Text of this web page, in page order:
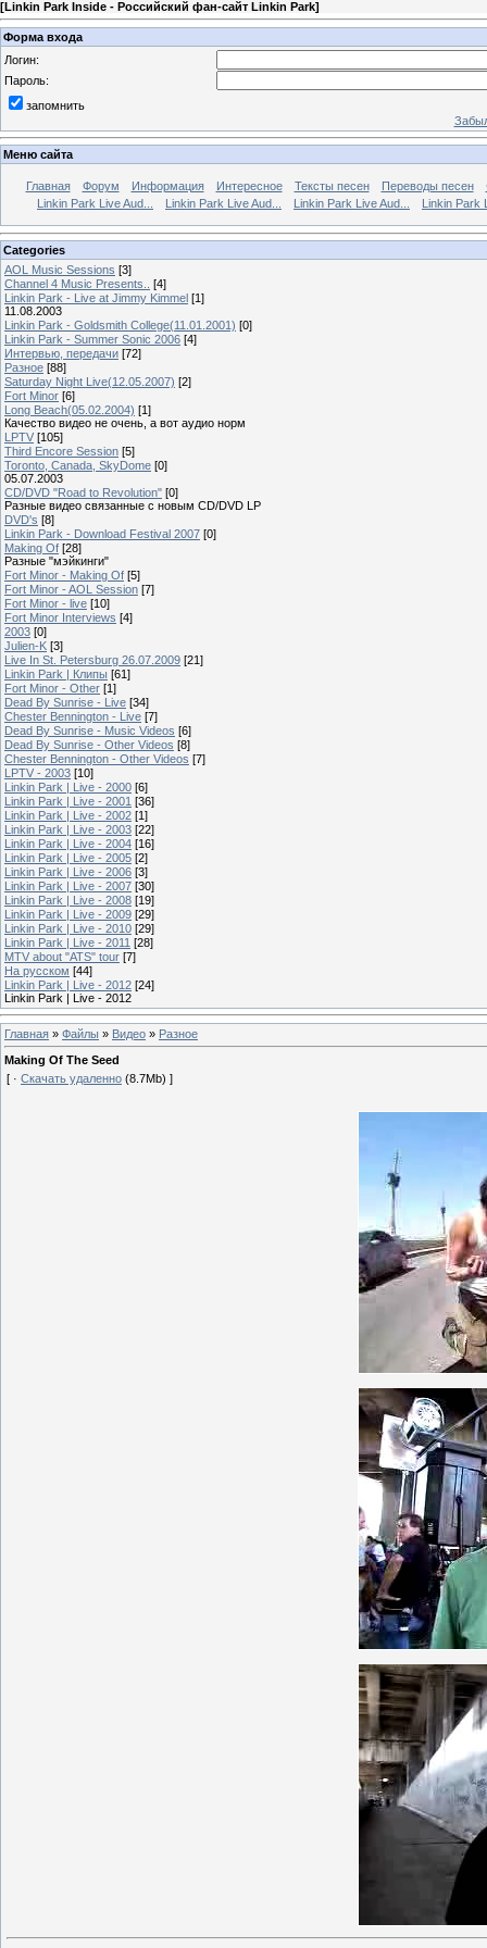
[Linkin Park Inside - Российский фан-сайт Linkin Park]
Форма входа
Логин:
Пароль:
запомнить
Меню сайта
Главная Форум Информация Интересное Тексты песен Переводы песен
Linkin Park Live Aud...
Linkin Park Live Aud... Linkin Park Live Aud... Linkin Park
Categories
AOL Music Sessions [3]
Channel 4 Music Presents..
[4]
Linkin Park - Live at Jimmy Kimmel [1]
11.08.2003
Linkin Park - Goldsmith College(11.01.2001) [0]
Linkin Park - Summer Sonic 2006 [4]
Интервью, передачи [72]
Разное [88]
Saturday Night Live(12.05.2007) [2]
Fort Minor [6]
Long Beach(05.02.2004) [1]
Качество видео не очень, а вот аудио норм
LPTV [105]
Third Encore Session [5]
Toronto, Canada, SkyDome [0]
05.07.2003
CD/DVD "Road to Revolution" [0]
Разные видео связанные с новым CD/DVD LP
DVD's [8]
Linkin Park - Download Festival 2007 [0]
Making Of [28]
Разные "мэйкинги"
Fort Minor - Making Of [5]
Fort Minor - AOL Session [7]
Fort Minor - live [10]
Fort Minor Interviews [4]
2003 [0]
Julien-K [3]
Live In St. Petersburg 26.07.2009 [21]
Linkin Park | Клипы [61]
Fort Minor - Other [1]
Dead By Sunrise - Live [34]
Chester Bennington - Live [7]
Dead By Sunrise - Music Videos [6]
Dead By Sunrise - Other Videos [8]
Chester Bennington - Other Videos [7]
LPTV - 2003 [10]
Linkin Park | Live - 2000 [6]
Linkin Park | Live - 2001 [36]
Linkin Park | Live - 2002 [1]
Linkin Park | Live - 2003 [22]
Linkin Park | Live - 2004 [16]
Linkin Park | Live - 2005 [2]
Linkin Park | Live - 2006 [3]
Linkin Park | Live - 2007 [30]
Linkin Park | Live - 2008 [19]
Linkin Park | Live - 2009 [29]
Linkin Park | Live - 2010 [29]
Linkin Park | Live - 2011 [28]
MTV about "ATS" tour [7]
На русском [44]
Linkin Park | Live - 2012 [24]
Linkin Park | Live - 2012
Главная » Файлы » Видео » Разное
Making Of The Seed
[ · Скачать удаленно (8.7Mb) ]